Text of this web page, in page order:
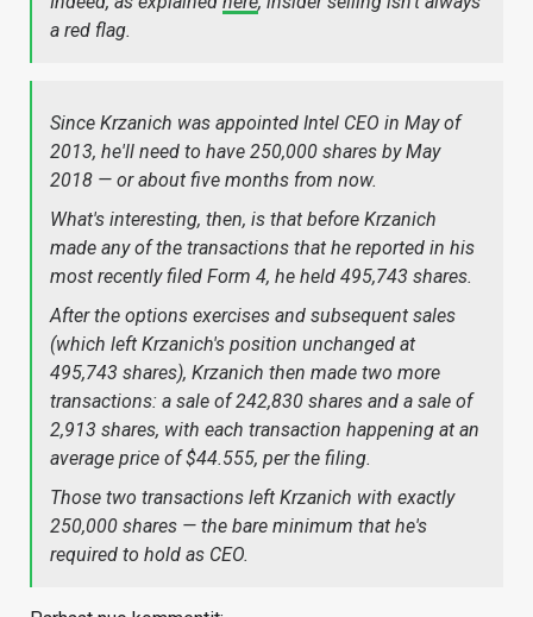
a red flag.
Since Krzanich was appointed Intel CEO in May of
2013, he'll need to have 250,000 shares by May
2018 — or about five months from now.
What's interesting, then, is that before Krzanich
made any of the transactions that he reported in his
most recently filed Form 4, he held 495,743 shares.
After the options exercises and subsequent sales
(which left Krzanich's position unchanged at
495,743 shares), Krzanich then made two more
transactions: a sale of 242,830 shares and a sale of
2,913 shares, with each transaction happening at an
average price of $44.555, per the filing.
Those two transactions left Krzanich with exactly
250,000 shares — the bare minimum that he's
required to hold as CEO.